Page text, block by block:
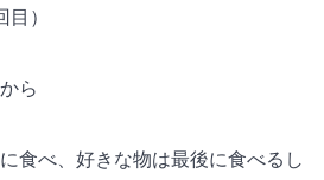
）
ら
食べ、好きな物は最後に食べるし